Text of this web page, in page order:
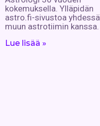
kokemuksella. Ylläpidän
astro.fi-sivustoa yhdessä
muun astrotiimin kanssa.
Lue lisää »